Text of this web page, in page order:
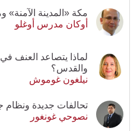
مكة «المدينة الآمنة»
أوكان مدرس أوغلو
لماذا يتصاعد العنف
والقدس؟
نيلغون غوموش
تحالفات جديدة ونظام
نصوحي غونغور